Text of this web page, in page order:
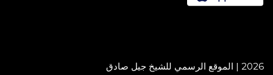
2026 | الموقع الرسمي للشيخ جيل صادق